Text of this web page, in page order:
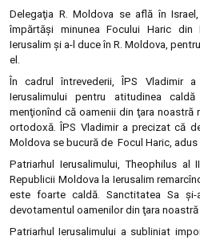
Delegaţia R. Moldova se află în
împărtăşi minunea Focului Haric
Ierusalim şi a-l duce în R. Moldova,
el.
În cadrul întrevederii, ÎPS Vladimir a
Ierusalimului pentru atitudinea
menţionînd că oamenii din ţara
ortodoxă. ÎPS Vladimir a precizat că
Moldova se bucură de Focul Haric, adus
Patriarhul Ierusalimului, Theophilus al
Republicii Moldova la Ierusalim
este foarte caldă. Sanctitatea Sa
devotamentul oamenilor din ţara
Patriarhul Ierusalimului a subliniat